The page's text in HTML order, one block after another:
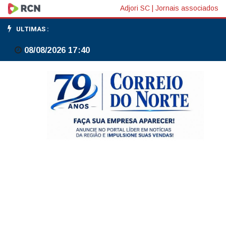
Do
sonho
de
ferroviário
dedicação
Adjori SC Jornais associados
ULTIMAS :
08/08/2026 17:40